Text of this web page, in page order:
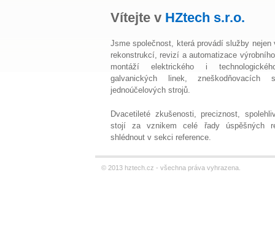
Vítejte v HZtech s.r.o.
Jsme společnost, která provádí služby nejen
rekonstrukcí, revizí a automatizace
montáží elektrického i
galvanických linek, zneškodňovacích
jednoúčelových strojů.
Dvacetileté zkušenosti, preciznost,
stojí za vznikem celé řady úspěšných
shlédnout v sekci reference.
© 2013 hztech.cz - všechna práva vyhrazena.